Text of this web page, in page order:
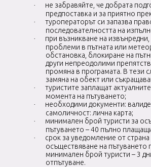
·
не забравяйте, че добрата
предпоставка и за приятно
·
туроператорът си запазва
последователността на
·
при възникване на
проблеми в пътната или
обстановка, блокиране на
други непреодолими
промяна в програмата. В тези
замяна на обект или
·
туристите заплащат
момента на пътуването;
·
необходими документи:
самоличност: лична карта;
·
минимален брой туристи за
пътуването – 40 пълно
·
срок за уведомление от страна
осъществяване на пътуването
минимален брой туристи – 3
отпътуване.